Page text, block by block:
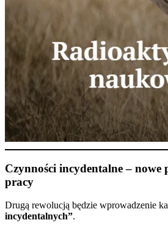
Czynności incydentalne – nowe
pracy
Drugą rewolucją będzie wprowadzenie
incydentalnych”.